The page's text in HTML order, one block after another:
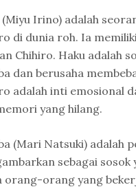
(Miyu Irino) adalah
di dunia roh. Ia
Chihiro. Haku adalah
dan berusaha
adalah inti emosional
yang hilang.
(Mari Natsuki) adalah
sebagai
orang-orang yang